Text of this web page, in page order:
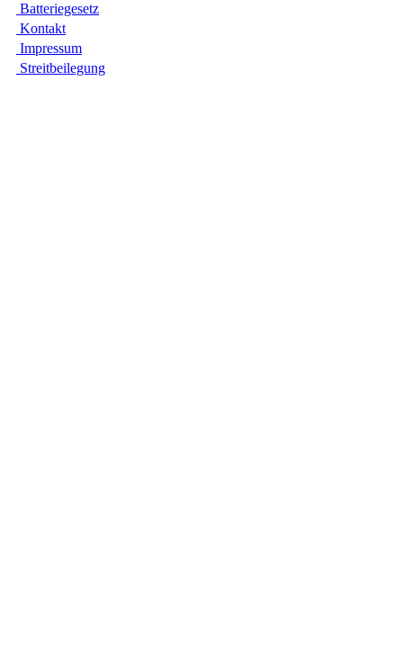
Batte­rie­gesetz
Kontakt
Impres­sum
Streit­bei­legung